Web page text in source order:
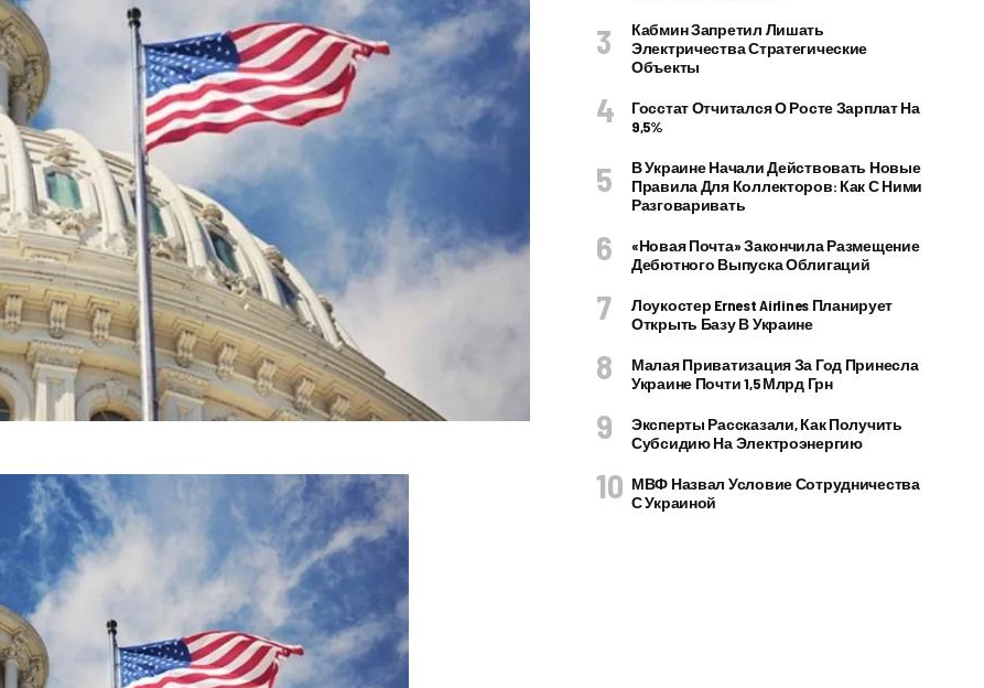
Кабмин Запретил Лишать
Электричества Стратегические
Объекты
Госстат Отчитался О Росте Зарплат На
9,5%
В Украине Начали Действовать Новые
Правила Для Коллекторов: Как С Ними
Разговаривать
«Новая Почта» Закончила Размещение
Дебютного Выпуска Облигаций
Лоукостер Ernest Airlines Планирует
Открыть Базу В Украине
Малая Приватизация За Год Принесла
Украине Почти 1,5 Млрд Грн
Эксперты Рассказали, Как Получить
Субсидию На Электроэнергию
МВФ Назвал Условие Сотрудничества
С Украиной